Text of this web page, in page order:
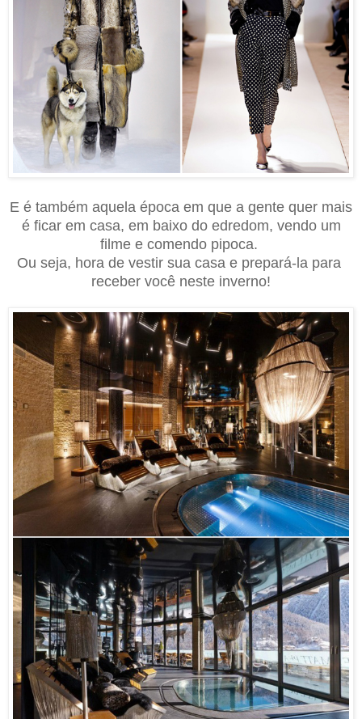
E é também aquela época em que a gente quer mais
é ficar em casa, em baixo do edredom, vendo um
filme e comendo pipoca.
Ou seja, hora de vestir sua casa e prepará-la para
receber você neste inverno!